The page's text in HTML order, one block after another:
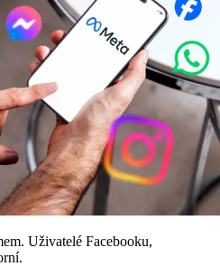
Uživatelé Facebooku,